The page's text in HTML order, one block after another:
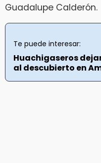
Guadalupe Calderón.
Te puede interesar:
Huachigaseros
al descubierto en